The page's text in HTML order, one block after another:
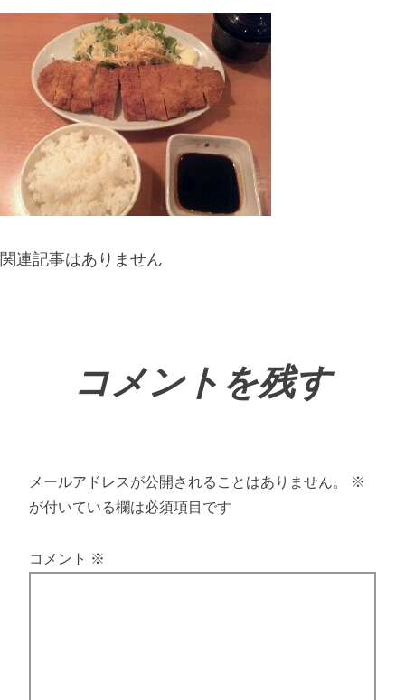
関連記事はありません
コメントを残す
メールアドレスが公開されることはありません。
※
が付いている欄は必須項目です
コメント ※